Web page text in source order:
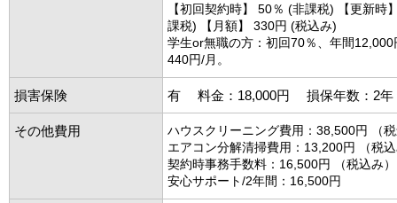
【初回契約時】 50％ (非課税) 【更新時
課税) 【月額】 330円 (税込み)
学生or無職の方：初回70％、年間
440円/月。
損害保険 有 料金：18,000円 損保年数：2
その他費用
ハウスクリーニング費用：38,500円 （
エアコン分解清掃費用：13,200円 （税
契約時事務手数料：16,500円 （税込み）
安心サポート/2年間：16,500円